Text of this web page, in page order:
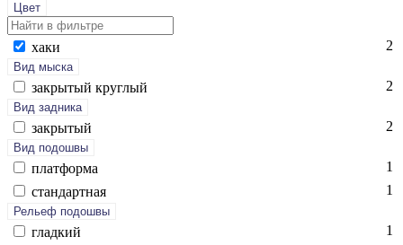
Цвет
ха­ки 2
Вид мыска
зак­ры­тый круг­лый 2
Вид задника
зак­ры­тый 2
Вид подошвы
плат­форма
1
стан­дарт­ная
1
Рельеф подошвы
глад­кий
1